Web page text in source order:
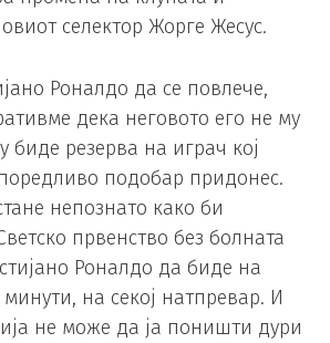
селектор Жорге Жесус.
Роналдо да се повлече,
дека неговото его не му
биде резерва на играч кој
подобар придонес.
непознато како би
првенство без болната
Роналдо да биде на
минути, на секој натпревар. И
не може да ја поништи дури